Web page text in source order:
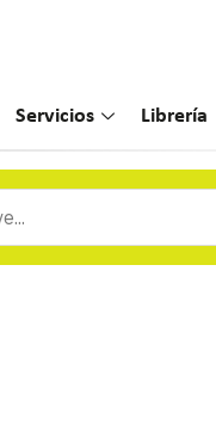
Servicios Librería